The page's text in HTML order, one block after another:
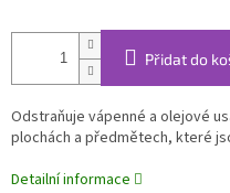
Přidat do
Odstraňuje vápenné a olejové
plochách a předmětech, které
Detailní informace